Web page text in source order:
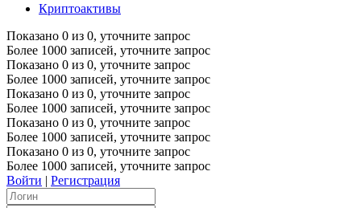
Криптоактивы
Показано 0 из 0, уточните запрос
Более 1000 записей, уточните запрос
Показано 0 из 0, уточните запрос
Более 1000 записей, уточните запрос
Показано 0 из 0, уточните запрос
Более 1000 записей, уточните запрос
Показано 0 из 0, уточните запрос
Более 1000 записей, уточните запрос
Показано 0 из 0, уточните запрос
Более 1000 записей, уточните запрос
Войти | Регистрация